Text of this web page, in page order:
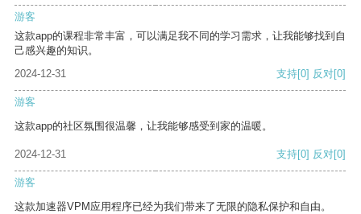
游客
这款app的课程非常丰富，可以满足我不同的学习需求，让我能够找到自
己感兴趣的知识。
2024-12-31
支持[0] 反对[0]
游客
这款app的社区氛围很温馨，让我能够感受到家的温暖。
2024-12-31 支持[0] 反对[0]
游客
这款加速器VPM应用程序已经为我们带来了无限的隐私保护和自由。